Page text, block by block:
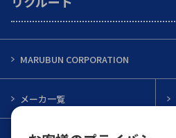
MARUBUN CORPORATION
メーカ一覧